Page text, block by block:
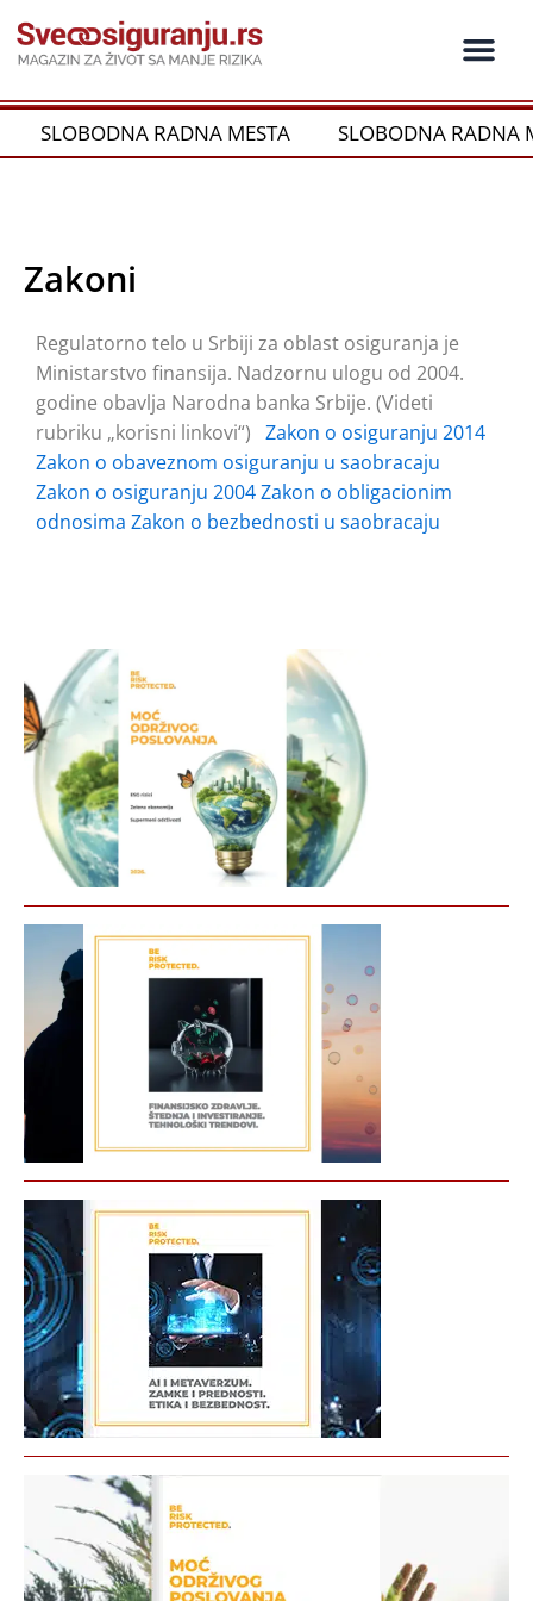
на
садржај
SLOBODNA RADNA MESTA SLOBODNA RADNA
Zakoni
Regulatorno telo u Srbiji za oblast osiguranja je
Ministarstvo finansija. Nadzornu ulogu od 2004.
godine obavlja Narodna banka Srbije. (Videti
rubriku „korisni linkovi“) Zakon o osiguranju 2014
Zakon o obaveznom osiguranju u saobracaju
Zakon o osiguranju 2004Zakon o obligacionim
odnosima Zakon o bezbednosti u saobracaju